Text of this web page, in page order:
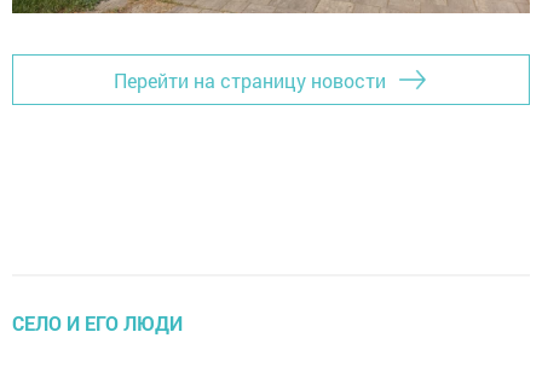
Перейти на страницу новости
СЕЛО И ЕГО ЛЮДИ